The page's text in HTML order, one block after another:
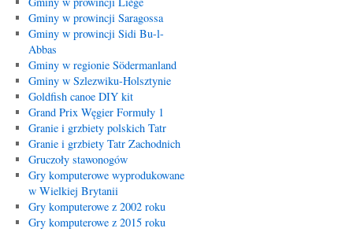
Gminy w prowincji Saragossa
Gminy w prowincji Sidi Bu-l-
Abbas
Gminy w regionie Södermanland
Gminy w Szlezwiku-Holsztynie
Goldfish canoe DIY kit
Grand Prix Węgier Formuły 1
Granie i grzbiety polskich Tatr
Granie i grzbiety Tatr Zachodnich
Gruczoły stawonogów
Gry komputerowe wyprodukowane
w Wielkiej Brytanii
Gry komputerowe z 2002 roku
Gry komputerowe z 2015 roku